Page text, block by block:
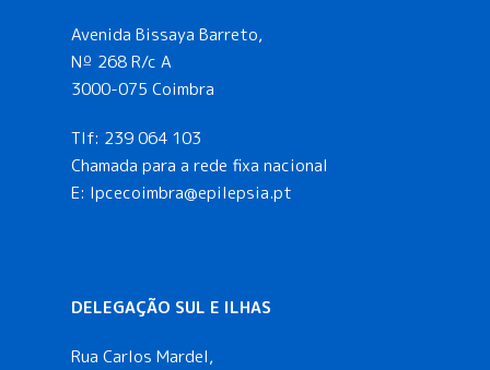
Avenida Bissaya Barreto,
Nº 268 R/c A
3000-075 Coimbra
Tlf: 239 064 103
Chamada para a rede fixa nacional
E: lpcecoimbra@epilepsia.pt
DELEGAÇÃO SUL E ILHAS
Rua Carlos Mardel,